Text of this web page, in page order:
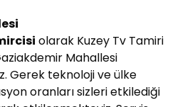
olarak Kuzey Tv Tamiri
Mahallesi
Gerek teknoloji ve ülke
oranları sizleri etkilediği